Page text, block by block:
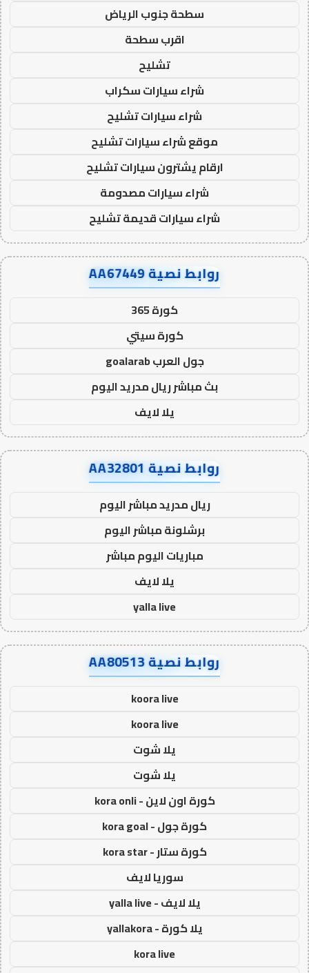
سطحة جنوب الرياض
اقرب سطحة
تشليح
شراء سيارات سكراب
شراء سيارات تشليح
موقع شراء سيارات تشليح
ارقام يشترون سيارات تشليح
شراء سيارات مصدومة
شراء سيارات قديمة تشليح
روابط نصية AA67449
كورة 365
كورة سيتي
جول العرب goalarab
بث مباشر ريال مدريد اليوم
يلا لايف
روابط نصية AA32801
ريال مدريد مباشر اليوم
برشلونة مباشر اليوم
مباريات اليوم مباشر
يلا لايف
yalla live
روابط نصية AA80513
koora live
koora live
يلا شوت
يلا شوت
كورة اون لاين - kora onli
كورة جول - kora goal
كورة ستار - kora star
سوريا لايف
يلا لايف - yalla live
يلا كورة - yallakora
kora live